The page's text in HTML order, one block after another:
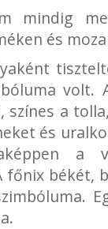
mindig
és
volt.
színes a
és
a
főnix békét,